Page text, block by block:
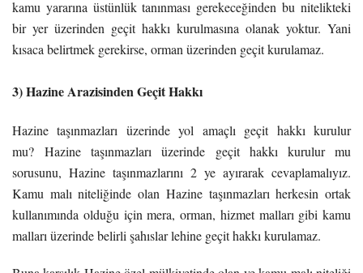
kamu yararına üstünlük tanınması gerekeceğinden bu nitelikteki
bir yer üzerinden geçit hakkı kurulmasına olanak yoktur. Yani
kısaca belirtmek gerekirse, orman üzerinden geçit kurulamaz.
3) Hazine Arazisinden Geçit Hakkı
Hazine taşınmazları üzerinde yol amaçlı geçit hakkı kurulur
mu? Hazine taşınmazları üzerinde geçit hakkı kurulur mu
sorusunu, Hazine taşınmazlarını 2 ye ayırarak cevaplamalıyız.
Kamu malı niteliğinde olan Hazine taşınmazları herkesin ortak
kullanımında olduğu için mera, orman, hizmet malları gibi kamu
malları üzerinde belirli şahıslar lehine geçit hakkı kurulamaz.